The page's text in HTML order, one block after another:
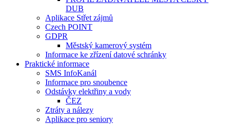
DUB
Aplikace Střet zájmů
Czech POINT
GDPR
Městský kamerový systém
Informace ke zřízení datové schránky
Praktické informace
SMS InfoKanál
Informace pro snoubence
Odstávky elektřiny a vody
ČEZ
Ztráty a nálezy
Aplikace pro seniory